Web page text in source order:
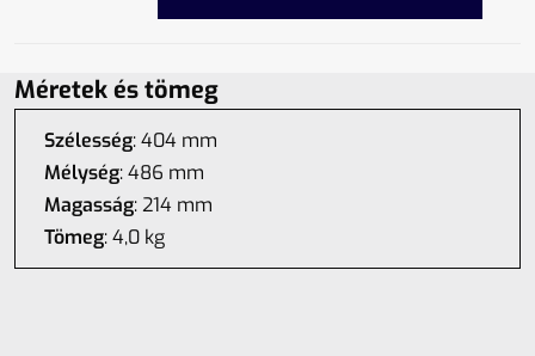
Méretek és tömeg
Szélesség: 404 mm
Mélység: 486 mm
Magasság: 214 mm
Tömeg: 4,0 kg